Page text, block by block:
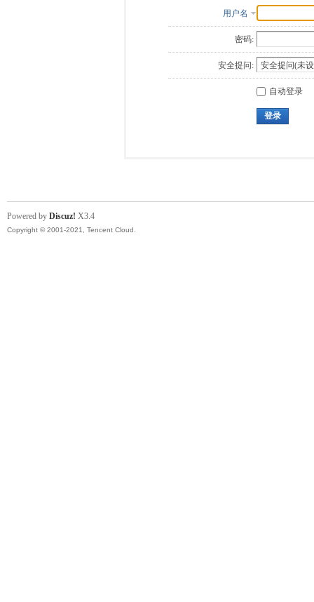
用户名
密码:
安全提问:
自动登录
登录
Powered by Discuz! X3.4
Copyright © 2001-2021, Tencent Cloud.